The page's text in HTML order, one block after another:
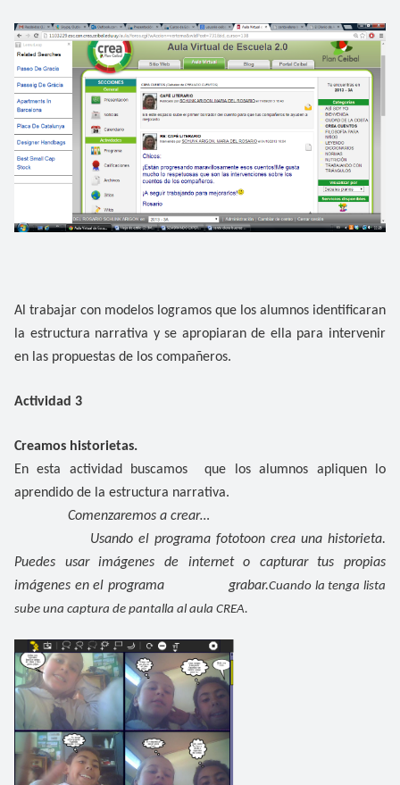
Al trabajar con modelos logramos que los alumnos identificaran
la estructura narrativa y se apropiaran de ella para intervenir
en las propuestas de los compañeros.
Actividad 3
Creamos historietas.
En esta actividad buscamos que los alumnos apliquen lo
aprendido de la estructura narrativa.
Comenzaremos a crear…
Usando el programa fototoon crea una historieta.
Puedes usar imágenes de internet o capturar tus propias
imágenes en el programa grabar.Cuando la tenga lista
sube una captura de pantalla al aula CREA.